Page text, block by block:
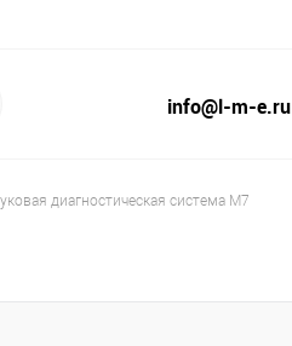
info@l-m-e.ru
диагностическая система M7